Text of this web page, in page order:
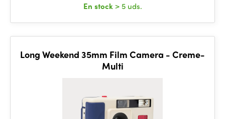
En stock > 5 uds.
Long Weekend 35mm Film Camera - Creme-
Multi